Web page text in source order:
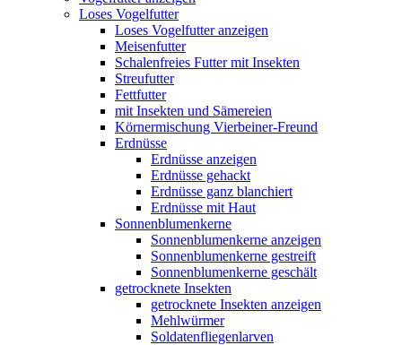
Loses Vogelfutter
Loses Vogelfutter anzeigen
Meisenfutter
Schalenfreies Futter mit Insekten
Streufutter
Fettfutter
mit Insekten und Sämereien
Körnermischung Vierbeiner-Freund
Erdnüsse
Erdnüsse anzeigen
Erdnüsse gehackt
Erdnüsse ganz blanchiert
Erdnüsse mit Haut
Sonnenblumenkerne
Sonnenblumenkerne anzeigen
Sonnenblumenkerne gestreift
Sonnenblumenkerne geschält
getrocknete Insekten
getrocknete Insekten anzeigen
Mehlwürmer
Soldatenfliegenlarven